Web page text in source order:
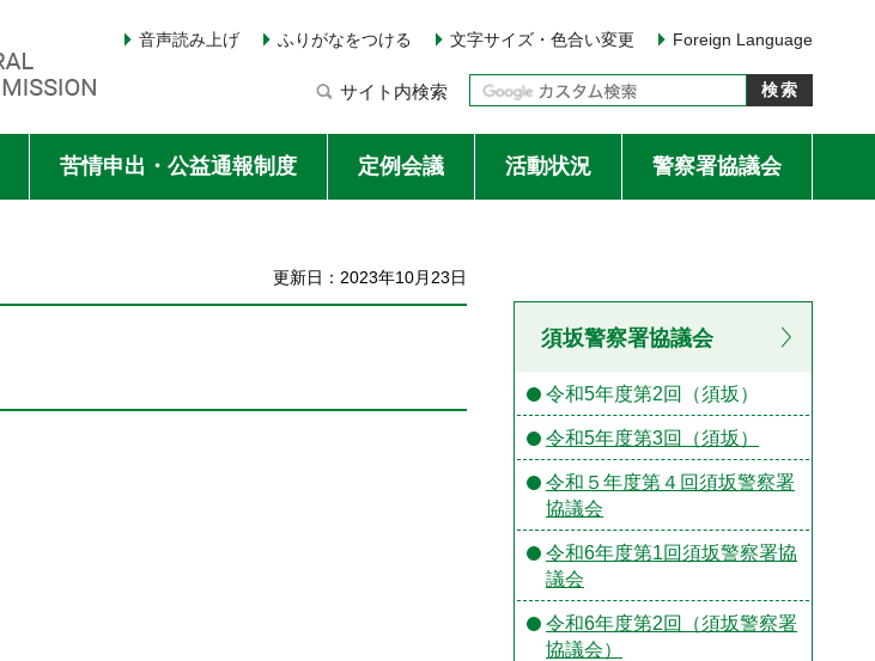
音声読み上げ ふりがなをつける 文字サイズ・色合い変更 Foreign Language
サイト内検索
苦情申出・公益通報制度 定例会議 活動状況 警察署協議会
更新日：2023年10月23日
須坂警察署協議会
令和5年度第2回（須坂）
令和5年度第3回（須坂）
令和５年度第４回須坂警察署
協議会
令和6年度第1回須坂警察署協
議会
令和6年度第2回（須坂警察署
協議会）